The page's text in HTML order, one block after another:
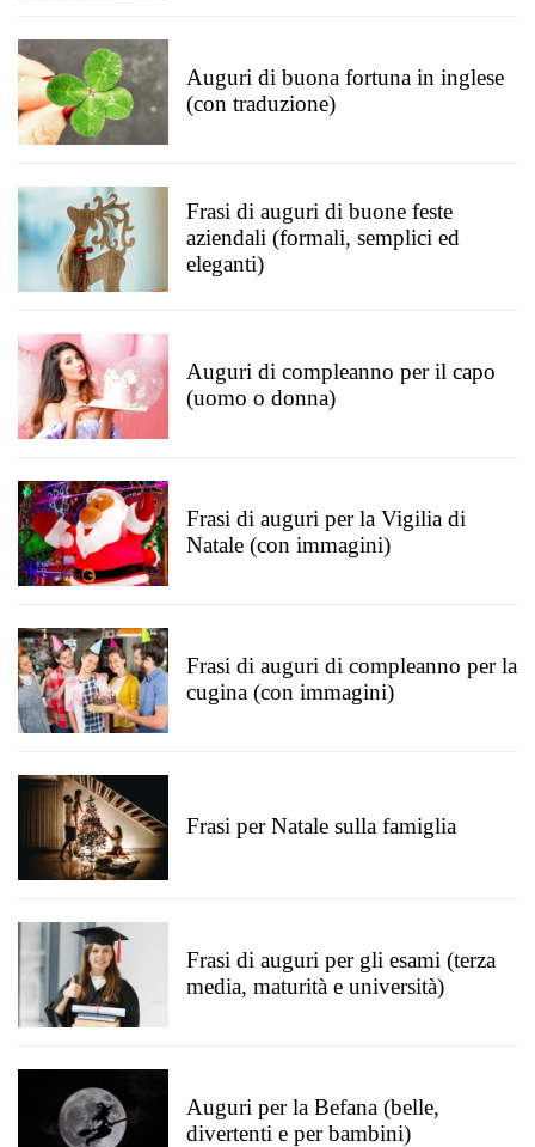
Auguri di buona fortuna in inglese
(con traduzione)
Frasi di auguri di buone feste
aziendali (formali, semplici ed
eleganti)
Auguri di compleanno per il capo
(uomo o donna)
Frasi di auguri per la Vigilia di
Natale (con immagini)
Frasi di auguri di compleanno per la
cugina (con immagini)
Frasi per Natale sulla famiglia
Frasi di auguri per gli esami (terza
media, maturità e università)
Auguri per la Befana (belle,
divertenti e per bambini)